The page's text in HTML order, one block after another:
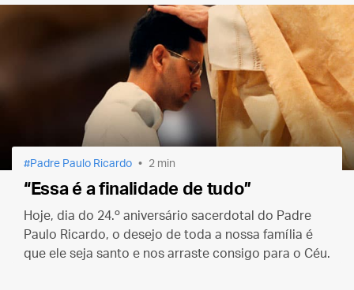
Padre Paulo Ricardo 2 min
“Essa é a finalidade de tudo”
Hoje, dia do 24.º aniversário sacerdotal do Padre
Paulo Ricardo, o desejo de toda a nossa família é
que ele seja santo e nos arraste consigo para o Céu.